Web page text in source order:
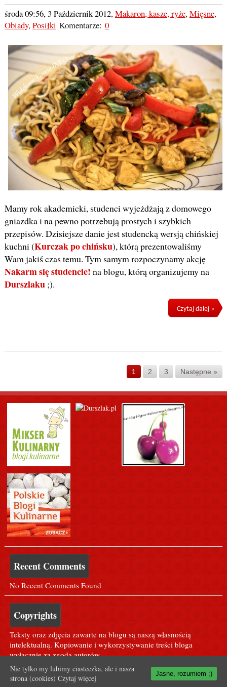
środa 09:56, 3 Październik 2012,Makaron, kasze, ryże,Mięsne,
Obiady,Posiłki Komentarze: 0
Mamy rok akademicki, studenci wyjeżdżają z domowego
gniazdka i na pewno potrzebują prostych i szybkich
przepisów. Dzisiejsze danie jest studencką wersją chińskiej
kuchni (Kurczak po chińsku), którą prezentowaliśmy
Wam jakiś czas temu. Tym samym rozpoczynamy akcję
Nakarm się studencie! na blogu, którą organizujemy na
Durszlaku ;).
Czytaj dalej »
1 2 3 Następne »
Recent Comments
No Recent Comments Found
Copyrights
Teksty oraz zdjęcia zawarte na blogu są naszą własnością
intelektualną. Kopiowanie i wykorzystywanie treści bloga
wyłącznie za zgodą autorów.
Dla Agusi ;* <3
Nie tylko my lubimy ciasteczka, ale i nasza
strona (cookies) Czytaj więcej Jasne, rozumiem ;)